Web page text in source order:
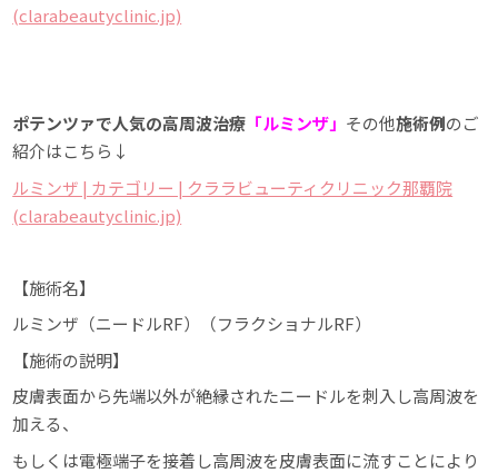
(clarabeautyclinic.jp)
ポテンツァで人気の高周波治療 「ルミンザ」 その他施術例のご
紹介はこちら↓
ルミンザ | カテゴリー | クララビューティクリニック那覇院
(clarabeautyclinic.jp)
【施術名】
ルミンザ（ニードルRF）（フラクショナルRF）
【施術の説明】
皮膚表面から先端以外が絶縁されたニードルを刺入し高周波を
加える、
もしくは電極端子を接着し高周波を皮膚表面に流すことにより